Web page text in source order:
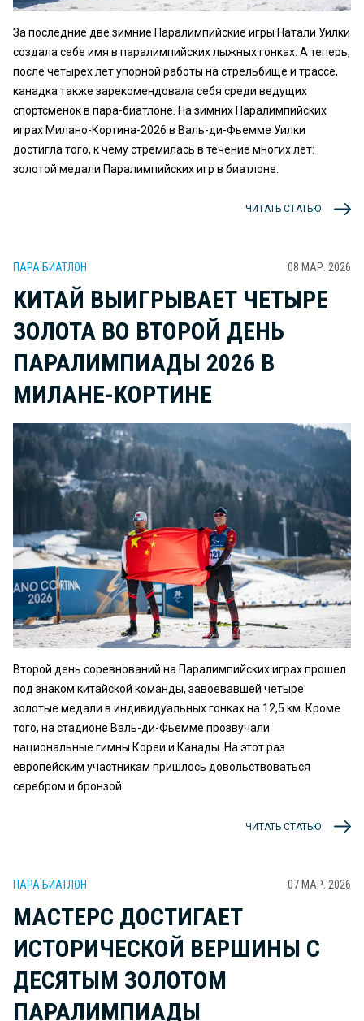
За последние две зимние Паралимпийские игры Натали Уилки
создала себе имя в паралимпийских лыжных гонках. А теперь,
после четырех лет упорной работы на стрельбище и трассе,
канадка также зарекомендовала себя среди ведущих
спортсменок в пара-биатлоне. На зимних Паралимпийских
играх Милано-Кортина-2026 в Валь-ди-Фьемме Уилки
достигла того, к чему стремилась в течение многих лет:
золотой медали Паралимпийских игр в биатлоне.
ЧИТАТЬ СТАТЬЮ
ПАРА БИАТЛОН 08 МАР. 2026
КИТАЙ ВЫИГРЫВАЕТ ЧЕТЫРЕ
ЗОЛОТА ВО ВТОРОЙ ДЕНЬ
ПАРАЛИМПИАДЫ 2026 В
МИЛАНЕ-КОРТИНЕ
Второй день соревнований на Паралимпийских играх прошел
под знаком китайской команды, завоевавшей четыре
золотые медали в индивидуальных гонках на 12,5 км. Кроме
того, на стадионе Валь-ди-Фьемме прозвучали
национальные гимны Кореи и Канады. На этот раз
европейским участникам пришлось довольствоваться
серебром и бронзой.
ЧИТАТЬ СТАТЬЮ
ПАРА БИАТЛОН 07 МАР. 2026
МАСТЕРС ДОСТИГАЕТ
ИСТОРИЧЕСКОЙ ВЕРШИНЫ С
ДЕСЯТЫМ ЗОЛОТОМ
ПАРАЛИМПИАДЫ